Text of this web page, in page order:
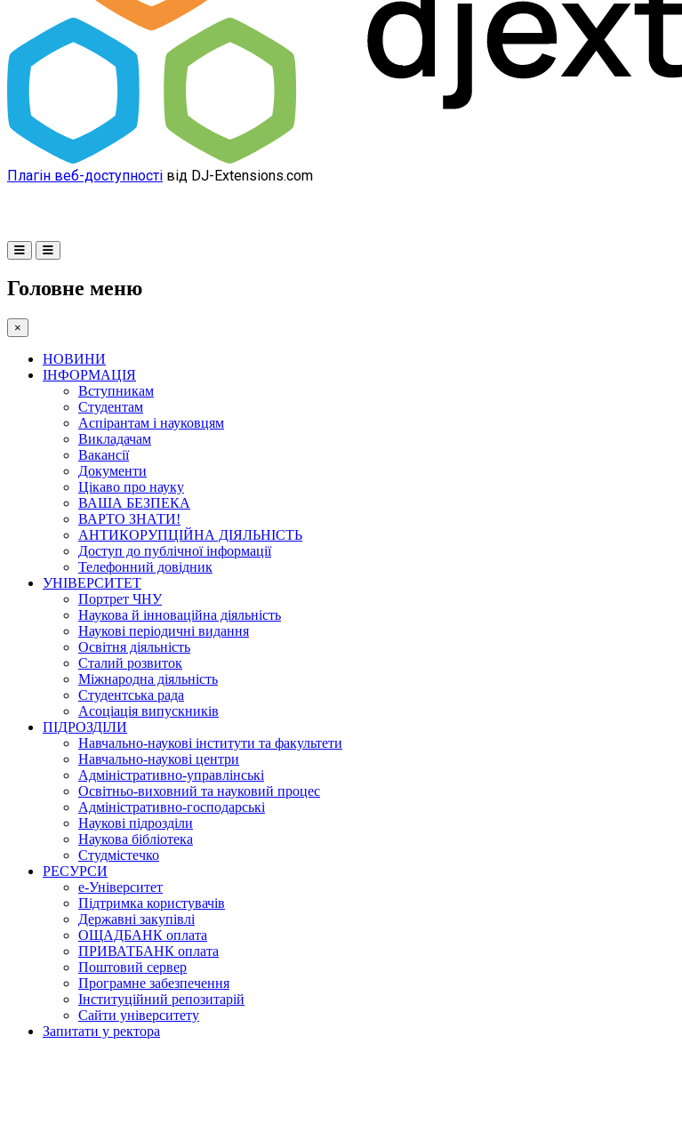
Плагін веб-доступності від DJ-Extensions.com
Головне меню
×
НОВИНИ
ІНФОРМАЦІЯ
Вступникам
Студентам
Аспірантам і науковцям
Викладачам
Вакансії
Документи
Цікаво про науку
ВАША БЕЗПЕКА
ВАРТО ЗНАТИ!
АНТИКОРУПЦІЙНА ДІЯЛЬНІСТЬ
Доступ до публічної інформації
Телефонний довідник
УНІВЕРСИТЕТ
Портрет ЧНУ
Наукова й інноваційна діяльність
Наукові періодичні видання
Освітня діяльність
Сталий розвиток
Міжнародна діяльність
Студентська рада
Асоціація випускників
ПІДРОЗДІЛИ
Навчально-наукові інститути та факультети
Навчально-наукові центри
Адміністративно-управлінські
Освітньо-виховний та науковий процес
Адміністративно-господарські
Наукові підрозділи
Наукова бібліотека
Студмістечко
РЕСУРСИ
е-Університет
Підтримка користувачів
Державні закупівлі
ОЩАДБАНК оплата
ПРИВАТБАНК оплата
Поштовий сервер
Програмне забезпечення
Інституційний репозитарій
Сайти університету
Запитати у ректора